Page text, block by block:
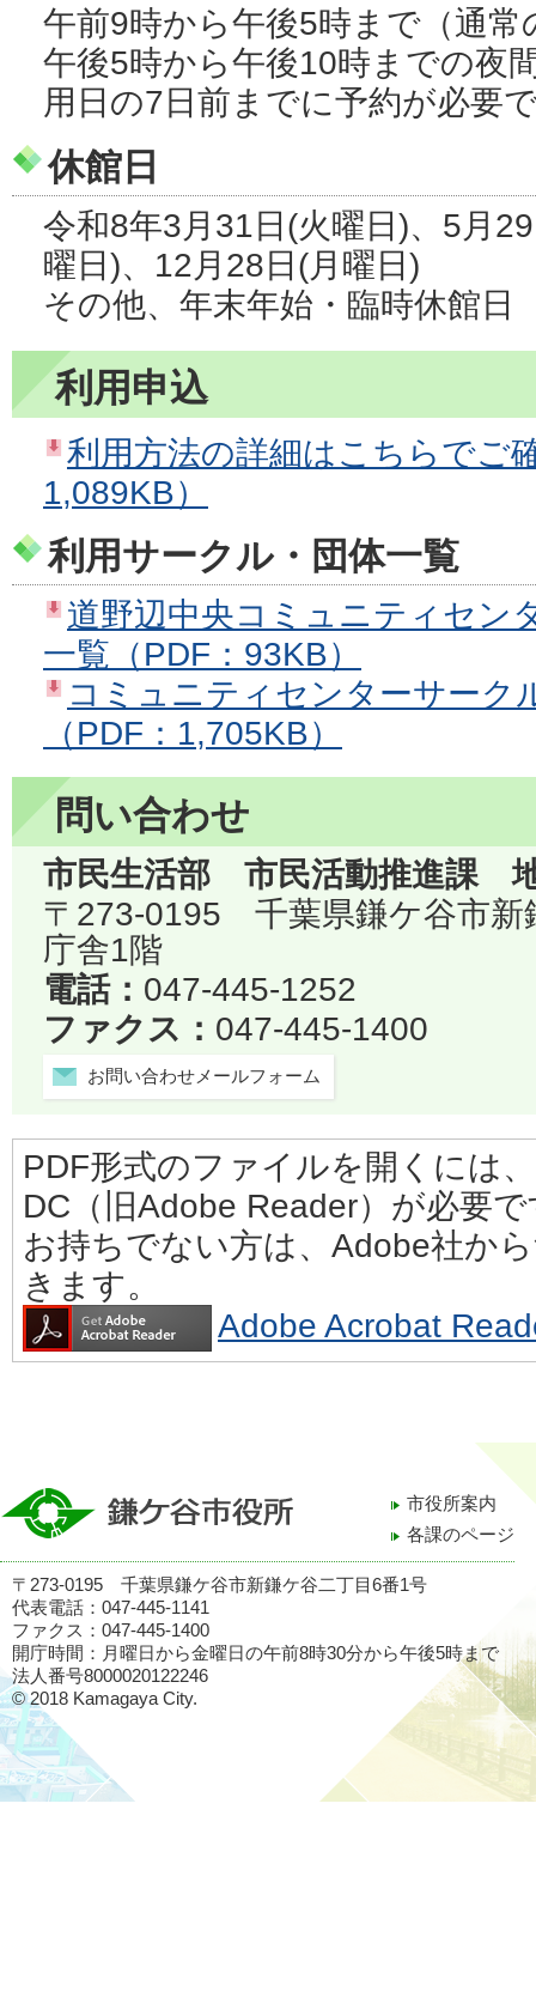
午前9時から午後5時まで（通常
午後5時から午後10時までの夜
用日の7日前までに予約が必要
休館日
令和8年3月31日(火曜日)、5月
曜日)、12月28日(月曜日)
その他、年末年始・臨時休館日
利用申込
利用方法の詳細はこちらでご
1,089KB）
利用サークル・団体一覧
道野辺中央コミュニティセン
一覧（PDF：93KB）
コミュニティセンターサーク
（PDF：1,705KB）
問い合わせ
市民生活部 市民活動推進課
〒273-0195 千葉県鎌ケ谷市
庁舎1階
電話： 047-445-1252
ファクス： 047-445-1400
お問い合わせメールフォーム
PDF形式のファイルを開くには
DC（旧Adobe Reader）が必要
お持ちでない方は、Adobe社か
きます。
Adobe Acrobat
市役所案内
各課のページ
〒273-0195 千葉県鎌ケ谷市新鎌ケ谷二丁目6番1号
代表電話：047-445-1141
ファクス：047-445-1400
開庁時間：月曜日から金曜日の午前8時30分から午後5時まで
法人番号8000020122246
© 2018 Kamagaya City.